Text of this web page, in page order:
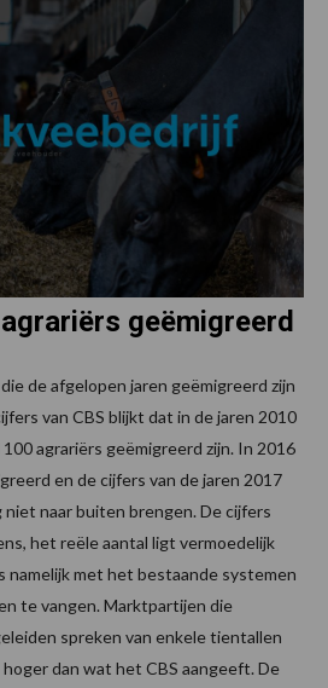
geëmigreerd
de afgelopen jaren geëmigreerd zijn
van CBS blijkt dat in de jaren 2010
agrariërs geëmigreerd zijn. In 2016
en de cijfers van de jaren 2017
niet naar buiten brengen. De cijfers
het reële aantal ligt vermoedelijk
namelijk met het bestaande systemen
te vangen. Marktpartijen die
spreken van enkele tientallen
dan wat het CBS aangeeft. De